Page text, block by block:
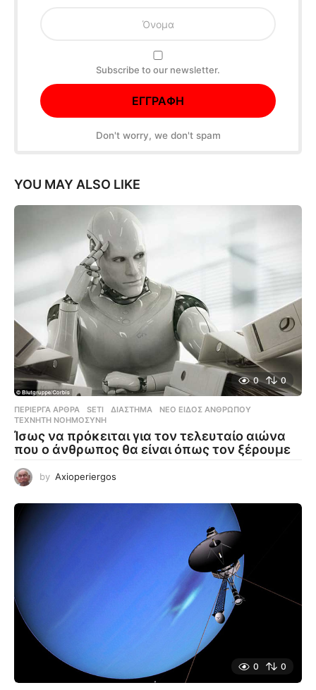
Subscribe to our newsletter.
Don't worry, we don't spam
YOU MAY ALSO LIKE
0 0
ΠΕΡΊΕΡΓΑ ΆΡΘΡΑ SETI ,ΔΙΆΣΤΗΜΑ ,ΝΈΟ ΕΊΔΟΣ ΑΝΘΡΏΠΟΥ
ΤΕΧΝΗΤΉ ΝΟΗΜΟΣΎΝΗ
Ίσως να πρόκειται για τον τελευταίο αιώνα
που ο άνθρωπος θα είναι όπως τον ξέρουμε
by Axioperiergos
0 0